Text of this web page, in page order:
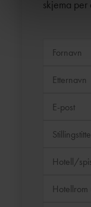
skjema per